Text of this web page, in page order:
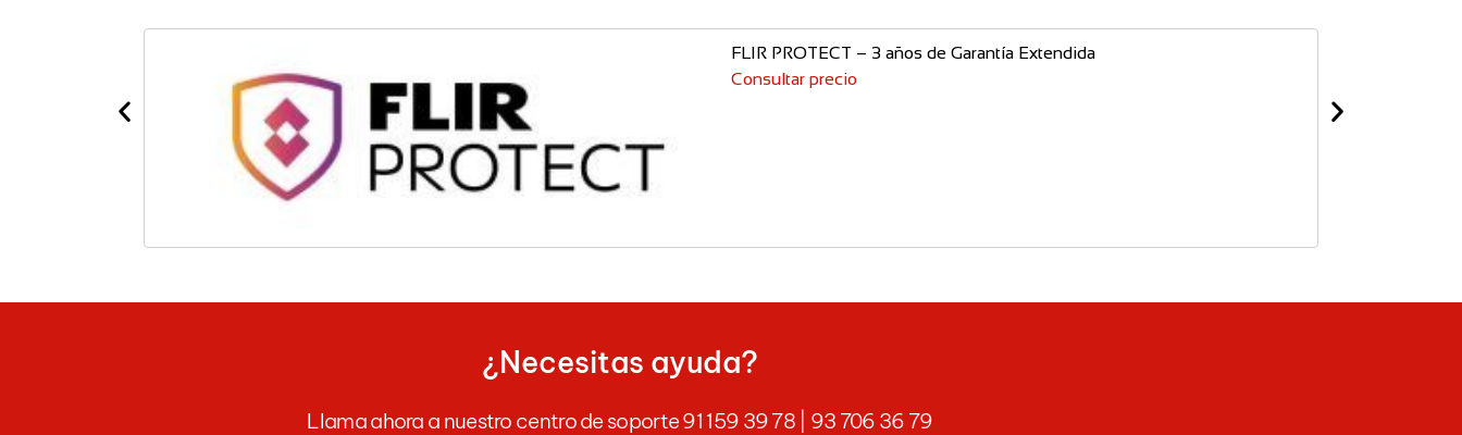
FLIR PROTECT – 3 años de Garantía Extendida
Consultar precio
¿Necesitas ayuda?
Llama ahora a nuestro centro de soporte 91 159 39 78 | 93 706 36 79